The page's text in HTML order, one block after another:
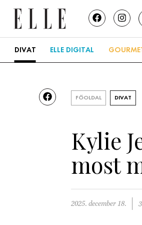
DIVAT ELLE DIGITAL
FŐOLDAL DIVAT
Kylie
most
2025. december 18.